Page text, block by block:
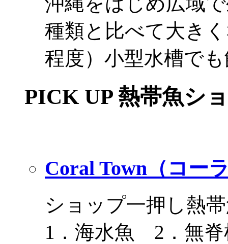
種類と比べて大き
程度）小型水槽で
PICK UP 熱帯魚シ
Coral Town（コー
ショップ一押し熱
1．海水魚 2．無脊